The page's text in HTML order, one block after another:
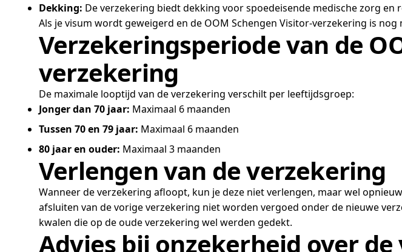
Dekking: De verzekering biedt dekking voor spoedeisende medische zorg en
Als je visum wordt geweigerd en de OOM Schengen Visitor-verzekering is
Verzekeringsperiode van de
verzekering
De maximale looptijd van de verzekering verschilt per leeftijdsgroep:
Jonger dan 70 jaar: Maximaal 6 maanden
Tussen 70 en 79 jaar: Maximaal 6 maanden
80 jaar en ouder: Maximaal 3 maanden
Verlengen van de verzekering
Wanneer de verzekering afloopt, kun je deze niet verlengen, maar wel
afsluiten van de vorige verzekering niet worden vergoed onder de nieuwe
kwalen die op de oude verzekering wel werden gedekt.
Advies bij onzekerheid over